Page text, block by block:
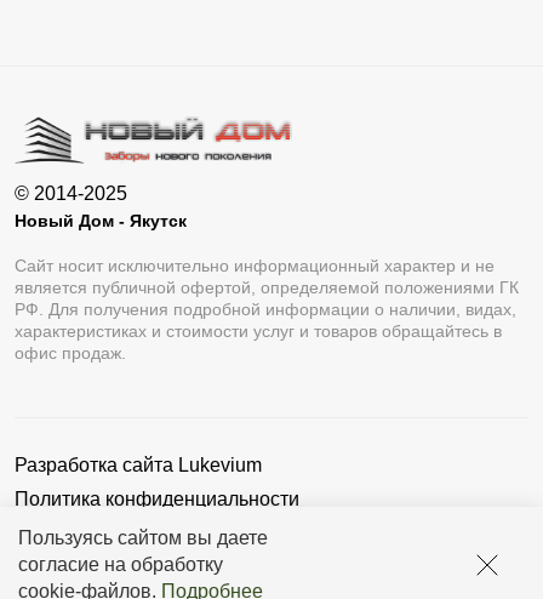
Пользуясь сайтом вы даете
согласие на обработку
cookie-файлов. Подробнее
© 2014-2025
Новый Дом - Якутск
Сайт носит исключительно информационный характер и не
является публичной офертой, определяемой положениями ГК
РФ. Для получения подробной информации о наличии, видах,
характеристиках и стоимости услуг и товаров обращайтесь в
офис продаж.
Разработка сайта Lukevium
Политика конфиденциальности
Пользовательское соглашение